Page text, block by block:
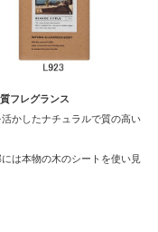
フレグランス
かしたナチュラルで質の高い
は本物の木のシートを使い見